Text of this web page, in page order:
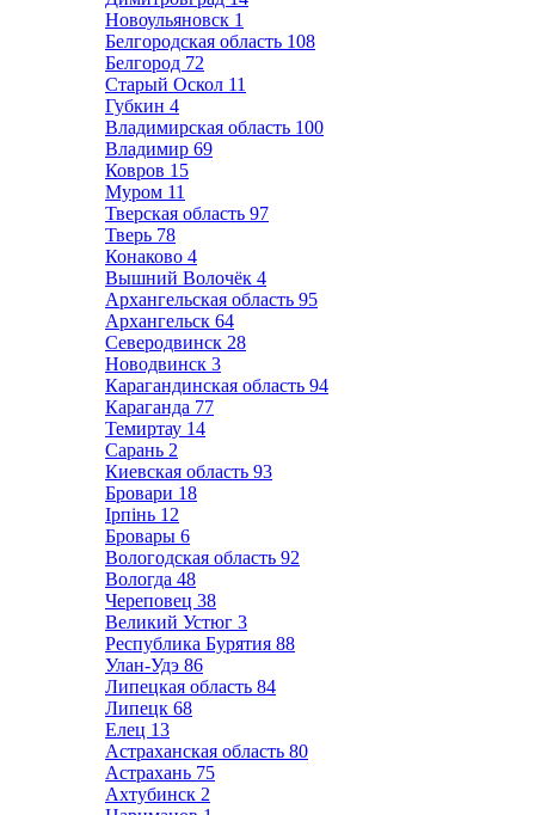
Новоульяновск 1
Белгородская область 108
Белгород 72
Старый Оскол 11
Губкин 4
Владимирская область 100
Владимир 69
Ковров 15
Муром 11
Тверская область 97
Тверь 78
Конаково 4
Вышний Волочёк 4
Архангельская область 95
Архангельск 64
Северодвинск 28
Новодвинск 3
Карагандинская область 94
Караганда 77
Темиртау 14
Сарань 2
Киевская область 93
Бровари 18
Ірпінь 12
Бровары 6
Вологодская область 92
Вологда 48
Череповец 38
Великий Устюг 3
Республика Бурятия 88
Улан-Удэ 86
Липецкая область 84
Липецк 68
Елец 13
Астраханская область 80
Астрахань 75
Ахтубинск 2